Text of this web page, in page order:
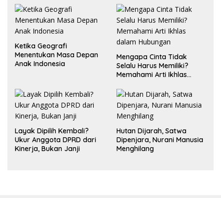
Ketika Geografi
Menentukan Masa Depan
Anak Indonesia
Mengapa Cinta Tidak
Selalu Harus Memiliki?
Memahami Arti Ikhlas
Layak Dipilih Kembali?
Ukur Anggota DPRD dari
Kinerja, Bukan Janji
Hutan Dijarah, Satwa
Dipenjara, Nurani Manusia
Menghilang